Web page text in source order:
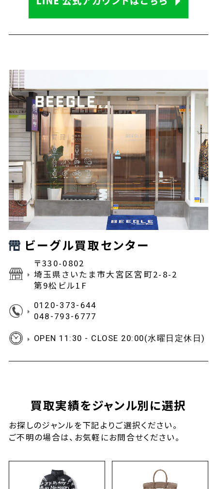
ビーグル買取センター
〒330-0802
埼玉県さいたま市大宮区宮町2-8-2
第9松ビル1F
0120-373-644
048-793-6777
OPEN 11:30 - CLOSE 20:00(水曜日定休日)
買取実績をジャンル別に選択
お探しのジャンルを下記よりご選択ください。
ご不明の場合は、お気軽にお問合せください。